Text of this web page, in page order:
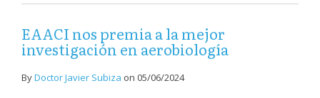
EAACI nos premia a la mejor
investigación en aerobiología
ByDoctor Javier Subiza on 05/06/2024